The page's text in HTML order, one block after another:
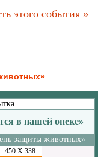
этого события »
в нашей опеке»
защиты животных»
450 Х 338